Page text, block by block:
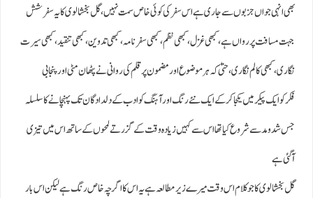
بھی انہی جواں جزبوں سے جاری ہے اس سفر کی کوئی خاص سمت نہیں، گل بخشالوی کا یہ سفرشش
جہت مسافت پر رواں ہے، کبھی غزل، کبھی نظم، کبھی سفرنامہ، کبھی تدوین، کبھی تنقید، کبھی سیرت
نگاری ، کبھی کالم نگاری، حتیٰ کہ ہرموضوع اورمضمون پر قلم کی روانی نے پٹھان مٹی اور پنجابی
فکرکوایک پیکرمیں یکجا کر کےایک نئے رنگ اور آہنگ کو ادب کے دلدادگان تک پہنچانے کا سلسلہ
جس شدومد سے شروع کیا تھا اس سے کہیں زیادہ وقت کےگزرتے لمحوں کے ساتھ اس میں تیزی
آگئی ہے
گل بخشالوی کا جوکلام اس وقت میرے زیر مطالعہ ہے یہ اس کا اگرچہ خاص رنگ ہے لیکن اس بار